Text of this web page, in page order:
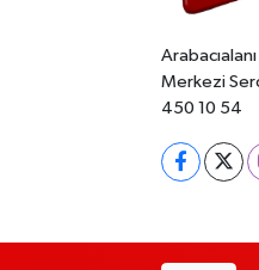
Merkezi
450 10 54